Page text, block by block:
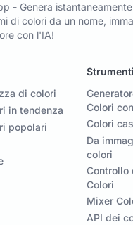
- Genera
di colori da un nome,
con l'IA!
di colori
in tendenza
popolari
Colori
Colori
Da
colori
Controllo
Colori
Mixer
API dei